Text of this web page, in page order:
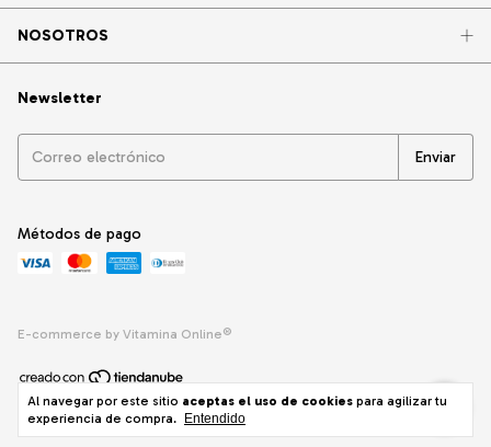
Al navegar por este sitio aceptas el uso de cookies para agilizar tu
experiencia de compra.
Entendido
NOSOTROS
Newsletter
Métodos de pago
E-commerce by Vitamina Online®
Copyright Muy Mucho - 2026. Todos los derechos reservados.